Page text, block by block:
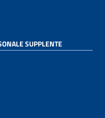
SUPPLENTE